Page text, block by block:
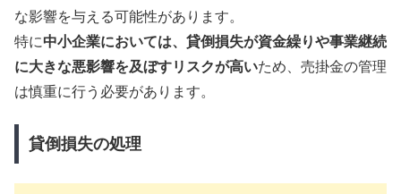
な影響を与える可能性があります。
特に中小企業においては、貸倒損失が資金繰りや事業継続
に大きな悪影響を及ぼすリスクが高いため、売掛金の管理
は慎重に行う必要があります。
貸倒損失の処理